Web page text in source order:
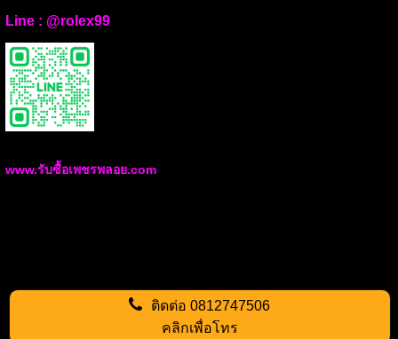
Line : @rolex99
www.รับซื้อเพชรพลอย.com
ติดต่อ0812747506
คลิกเพื่อโทร